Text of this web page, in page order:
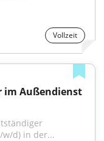
Vollzeit
im Außendienst
d) in der...